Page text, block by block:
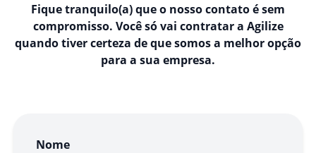
Fique tranquilo(a) que o nosso contato é sem
compromisso. Você só vai contratar a Agilize
quando tiver certeza de que somos a melhor opção
para a sua empresa.
Nome